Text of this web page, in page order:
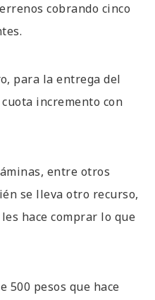
cobrando cinco
para la entrega del
incremento con
entre otros
se lleva otro recurso,
hace comprar lo que
500 pesos que hace